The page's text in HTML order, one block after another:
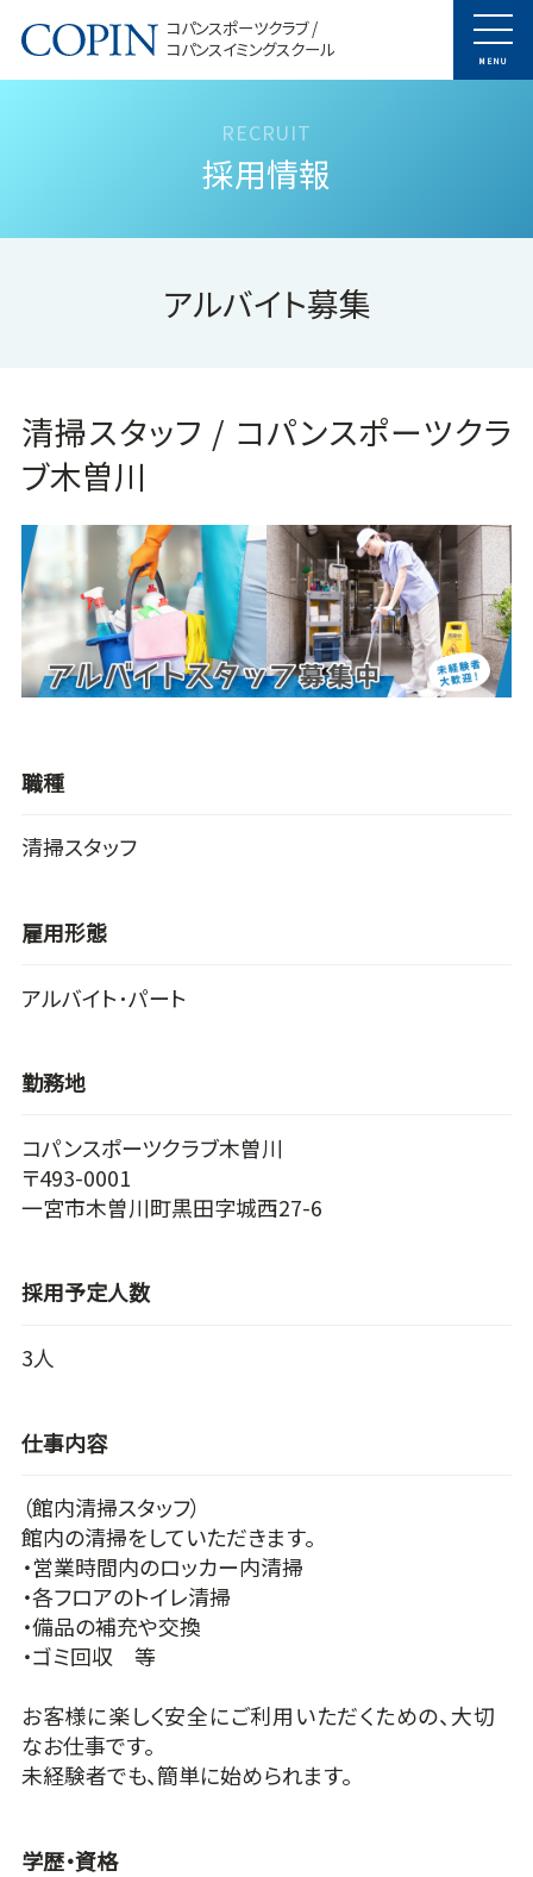
コパンスポーツクラブ /
コパンスイミングスクール
MENU
採用情報
アルバイト募集
清掃スタッフ / コパンスポーツクラ
ブ木曽川
職種
清掃スタッフ
雇用形態
アルバイト･パート
勤務地
コパンスポーツクラブ木曽川
〒493-0001
一宮市木曽川町黒田字城西27-6
採用予定人数
3人
仕事内容
（館内清掃スタッフ）
館内の清掃をしていただきます。
・営業時間内のロッカー内清掃
・各フロアのトイレ清掃
・備品の補充や交換
・ゴミ回収 等
お客様に楽しく安全にご利用いただくための、大切
なお仕事です。
未経験者でも、簡単に始められます。
学歴・資格